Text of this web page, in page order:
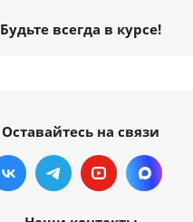
Будьте всегда в курсе!
Оставайтесь на связи